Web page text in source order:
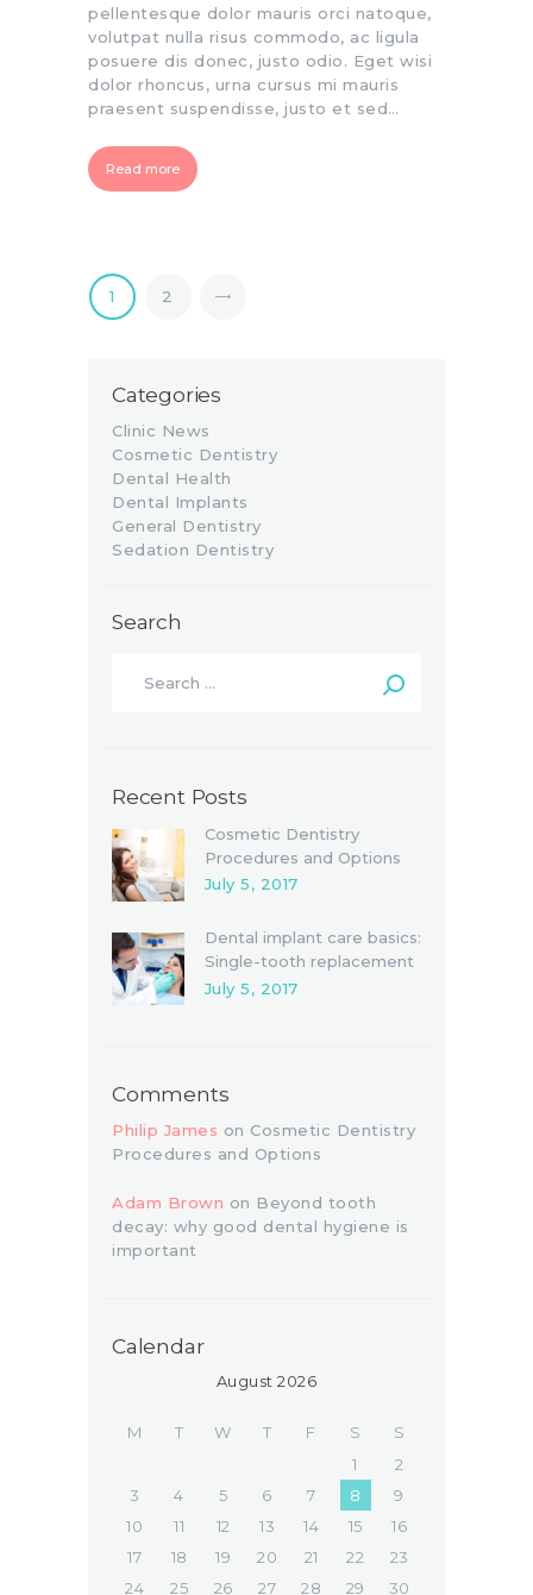
pellentesque dolor mauris orci natoque,
volutpat nulla risus commodo, ac ligula
posuere dis donec, justo odio. Eget wisi
dolor rhoncus, urna cursus mi mauris
praesent suspendisse, justo et sed…
Read more
1 2
>
Categories
Clinic News
Cosmetic Dentistry
Dental Health
Dental Implants
General Dentistry
Sedation Dentistry
Search
Recent Posts
Cosmetic Dentistry
Procedures and Options
July 5, 2017
Dental implant care basics:
Single-tooth replacement
July 5, 2017
Comments
Philip James on Cosmetic Dentistry
Procedures and Options
Adam Brown on Beyond tooth
decay: why good dental hygiene is
important
Calendar
August 2026
M T W T F S
S
1
2
3
4 5 6 7 8
9
10
11 12 13 14 15
16
17
18 19 20 21 22
23
24
25 26 27 28 29
30